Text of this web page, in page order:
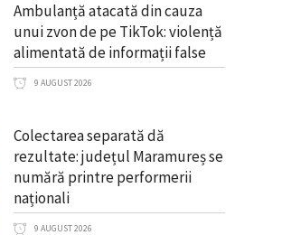
Ambulanță atacată din cauza
unui zvon de pe TikTok: violență
alimentată de informații false
9 AUGUST 2026
Colectarea separată dă
rezultate: județul Maramureș se
numără printre performerii
naționali
9 AUGUST 2026